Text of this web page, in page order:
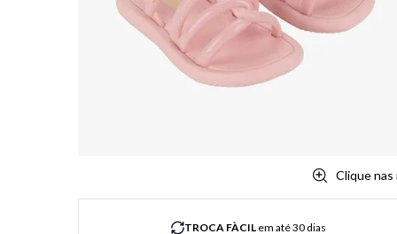
Clique nas
TROCA FÀCILem até 30 dias
7º jeans
8º
9º chuteira